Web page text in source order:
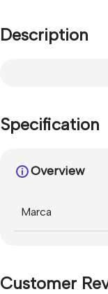
Description
Specification
Overview
Marca
Customer